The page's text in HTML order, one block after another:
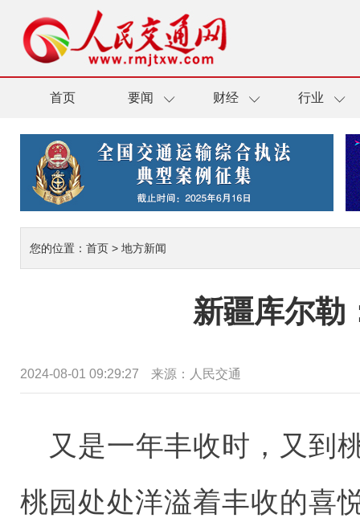
首页 要闻 财经 行业
您的位置： 首页 > 地方新闻
新疆库尔勒
2024-08-01 09:29:27 来源： 人民交通
又是一年丰收时，又到
桃园处处洋溢着丰收的喜